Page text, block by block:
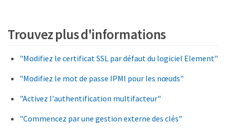
Trouvez plus d'informations
"Modifiez le certificat SSL par défaut du logiciel Element"
"Modifiez le mot de passe IPMI pour les nœuds"
"Activez l'authentification multifacteur"
"Commencez par une gestion externe des clés"